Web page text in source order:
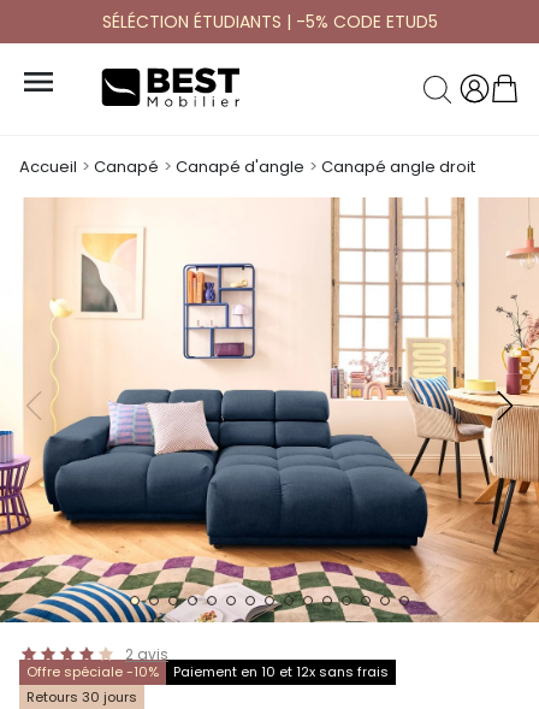
SÉLÉCTION ÉTUDIANTS | -5% CODE ETUD5

Accueil Canapé Canapé d'angle Canapé angle droit
2 avis
Offre spéciale -10%
Paiement en 10 et 12x sans frais
Retours 30 jours